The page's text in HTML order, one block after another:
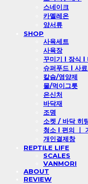
스네이크
카멜레온
양서류
SHOP
사육세트
사육장
꾸미기 l 장식 l
슈퍼푸드 l 사
칼슘/영양제
물/먹이그릇
은신처
바닥재
조명
소켓 / 바닥 히
청소 l 편의 ㅣ
개인결제창
REPTILE LIFE
SCALES
VANMORI
ABOUT
REVIEW